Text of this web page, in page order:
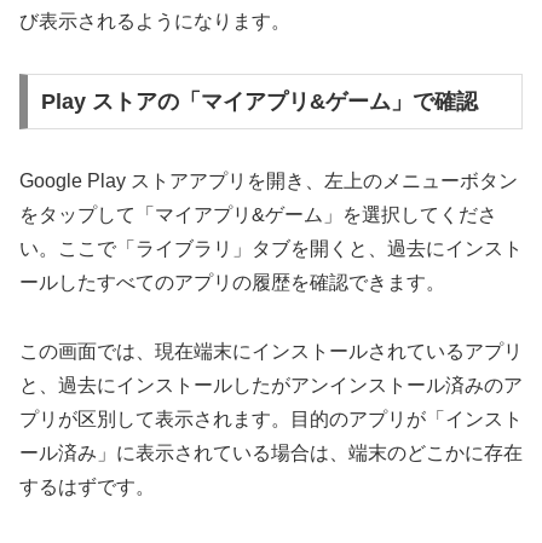
び表示されるようになります。
Play ストアの「マイアプリ&ゲーム」で確認
Google Play ストアアプリを開き、左上のメニューボタン
をタップして「マイアプリ&ゲーム」を選択してくださ
い。ここで「ライブラリ」タブを開くと、過去にインスト
ールしたすべてのアプリの履歴を確認できます。
この画面では、現在端末にインストールされているアプリ
と、過去にインストールしたがアンインストール済みのア
プリが区別して表示されます。目的のアプリが「インスト
ール済み」に表示されている場合は、端末のどこかに存在
するはずです。